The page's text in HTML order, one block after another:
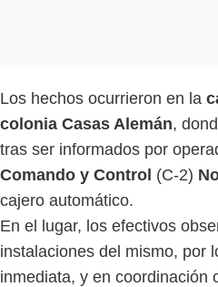
Los hechos ocurrieron en la
colonia Casas Alemán,
tras ser informados por
Comando y Control (C-2)
cajero automático.
En el lugar, los efectivos
instalaciones del mismo, por
inmediata, y en coordinación